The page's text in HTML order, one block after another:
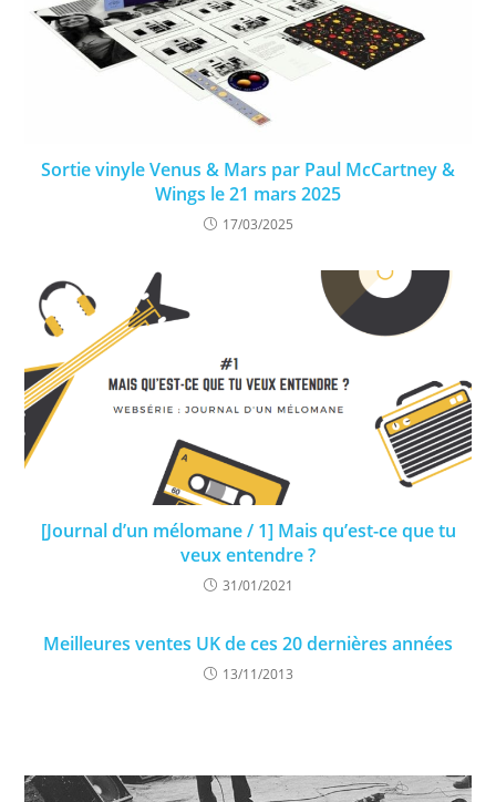
Sortie vinyle Venus & Mars par Paul McCartney &
Wings le 21 mars 2025
17/03/2025
[Journal d’un mélomane / 1] Mais qu’est-ce que tu
veux entendre ?
31/01/2021
Meilleures ventes UK de ces 20 dernières années
13/11/2013